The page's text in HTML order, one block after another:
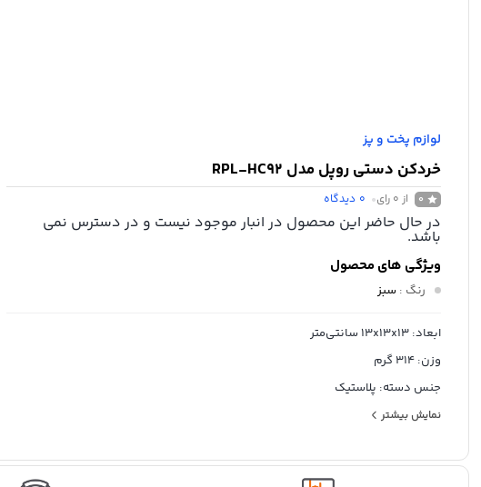
لوازم پخت و پز
خردکن دستی روپل مدل RPL-HC92
0 از 0 رای 0 دیدگاه
در حال حاضر این محصول در انبار موجود نیست و در دسترس نمی
باشد.
ویژگی های محصول
رنگ : سبز
ابعاد: 13x13x13 سانتی‌متر
وزن: 314 گرم
جنس دسته: پلاستیک
جنس بدنه: پلاستیک
– 1 عدد همزن پلاستیکی
نمایش بیشتر